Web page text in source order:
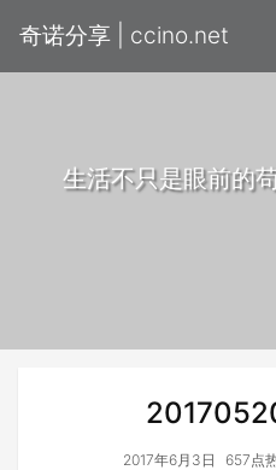
奇诺分享 | ccino.net
生活不只是眼前的
2017年6月3日 657点